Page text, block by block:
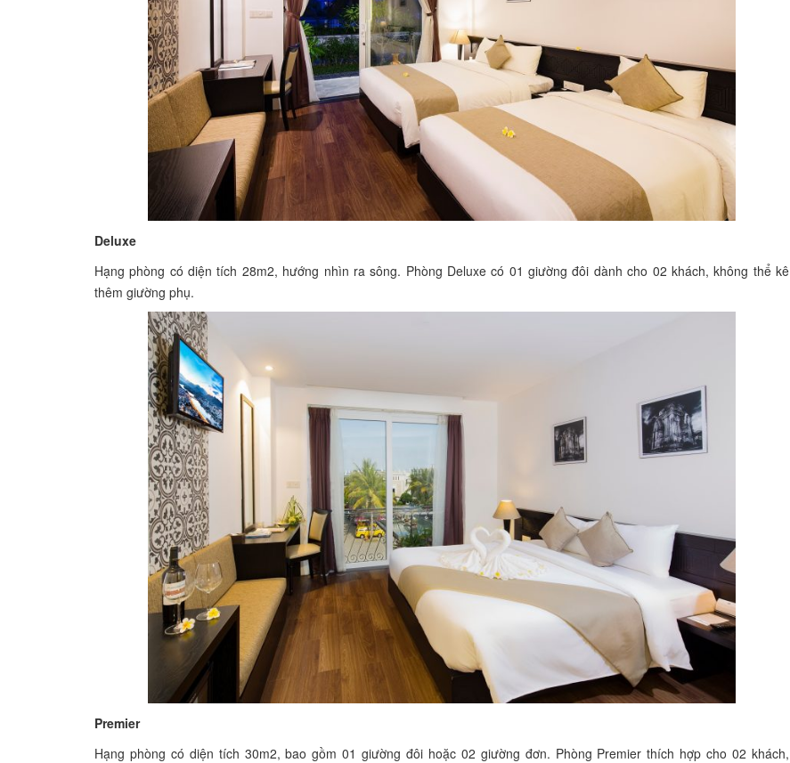
Deluxe
Hạng phòng có diện tích 28m2, hướng nhìn ra sông. Phòng Deluxe có 01 giường đôi dành cho 02 khách, không thể kê
thêm giường phụ.
Premier
Hạng phòng có diện tích 30m2, bao gồm 01 giường đôi hoặc 02 giường đơn. Phòng Premier thích hợp cho 02 khách,